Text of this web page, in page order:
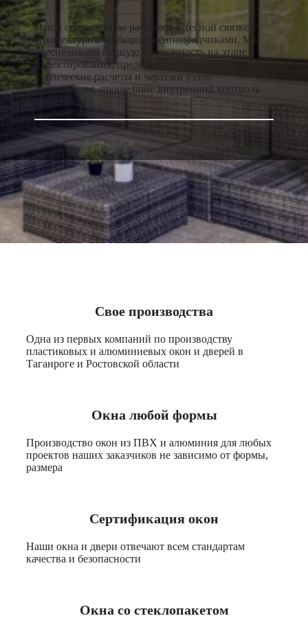
Наши специалисты работают в тесной связке с
архитектурными бюро и генподрядчиками. Мы
обеспечиваем полную прозрачность на этапе
проектирования, предоставляя точные
статические расчеты и чертежи узлов
примыкания, прошедшие внутренний контроль
Свое производства
Одна из первых компаний по производству
пластиковых и алюминиевых окон и дверей в
Таганроге и Ростовской области
Окна любой формы
Производство окон из ПВХ и алюминия для любых
проектов наших заказчиков не зависимо от формы,
размера
Сертификация окон
Наши окна и двери отвечают всем стандартам
качества и безопасности
Окна со стеклопакетом